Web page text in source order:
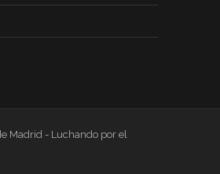
Madrid - Luchando por el